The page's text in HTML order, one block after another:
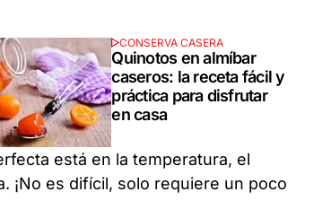
CONSERVA CASERA
Quinotos en almíbar
caseros: la receta fácil y
práctica para disfrutar
en casa
está en la temperatura, el
¡No es difícil, solo requiere un poco